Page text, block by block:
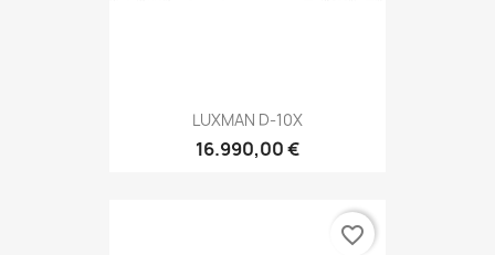
LUXMAN D-10X
16.990,00 €
favorite_border